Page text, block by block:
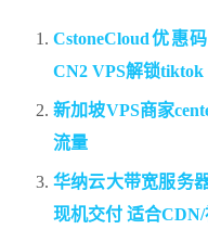
CstoneCloud优惠
CN2 VPS解锁tiktok
新加坡VPS商家
流量
华纳云大带宽服务
现机交付 适合